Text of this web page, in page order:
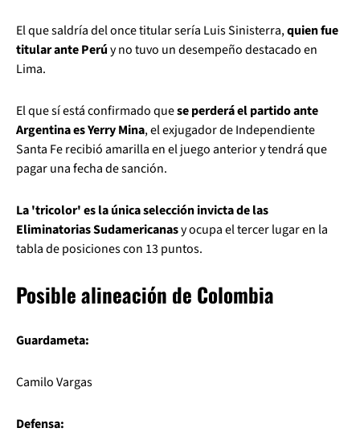
El que saldría del once titular sería Luis Sinisterra,quien fue
titular ante Perúy no tuvo un desempeño destacado en
Lima.
El que sí está confirmado quese perderá el partido ante
Argentina es Yerry Mina, el exjugador de Independiente
Santa Fe recibió amarilla en el juego anterior y tendrá que
pagar una fecha de sanción.
La 'tricolor' es la única selección invicta de las
Eliminatorias Sudamericanasy ocupa el tercer lugar en la
tabla de posiciones con 13 puntos.
Posible alineación de Colombia
Guardameta:
Camilo Vargas
Defensa: